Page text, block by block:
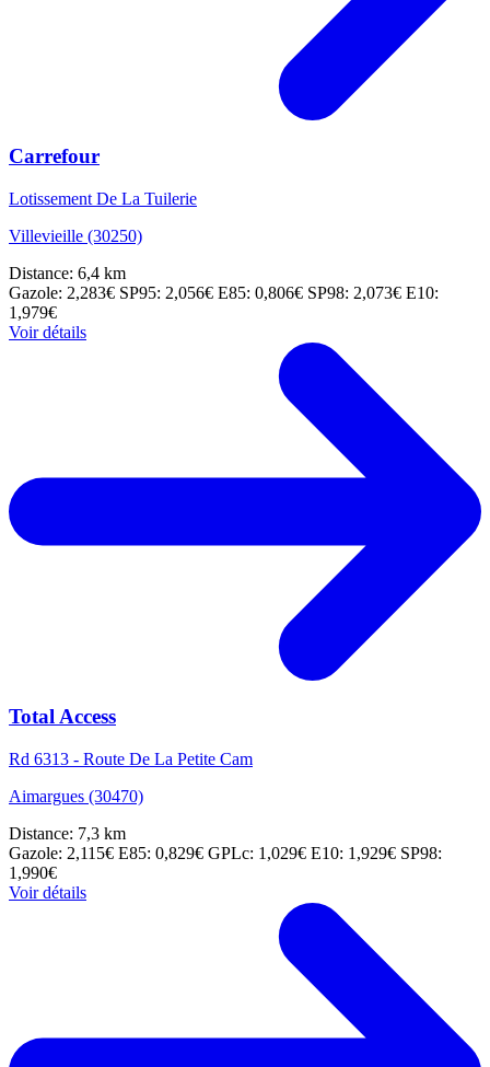
Carrefour
Lotissement De La Tuilerie
Villevieille (30250)
Distance: 6,4 km
Gazole: 2,283€ SP95: 2,056€ E85: 0,806€ SP98: 2,073€ E10:
1,979€
Voir détails
Total Access
Rd 6313 - Route De La Petite Cam
Aimargues (30470)
Distance: 7,3 km
Gazole: 2,115€ E85: 0,829€ GPLc: 1,029€ E10: 1,929€ SP98:
1,990€
Voir détails